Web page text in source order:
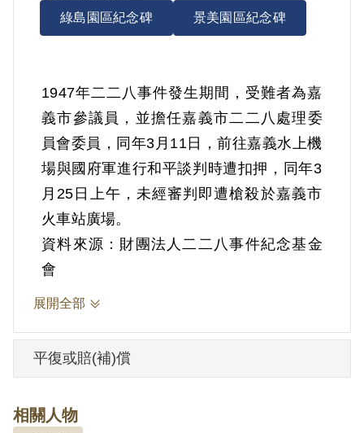
綠島園區紀念碑 景美園區紀念碑
1947年二二八事件發生期間，受難者為嘉
義市參議員，並擔任嘉義市二二八處理委
員會委員，同年3月11日，前往嘉義水上機
場與國府軍進行和平談判時遭扣押，同年3
月25日上午，未經審判即遭槍殺於嘉義市
資料來源：財團法人二二八事件紀念基金
會
展開全部
平復或賠(補)償
相關人物